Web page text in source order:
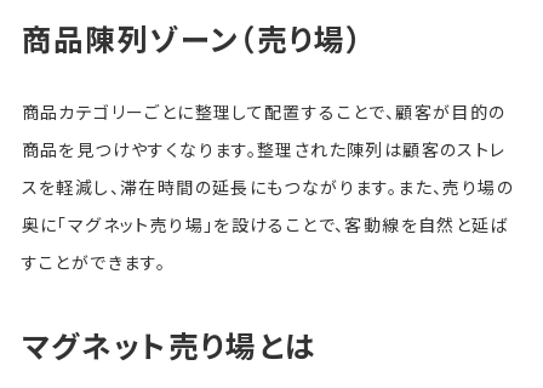
商品陳列ゾーン（売り場）
商品カテゴリーごとに整理して配置することで、顧客が目的の
商品を見つけやすくなります。整理された陳列は顧客のストレ
スを軽減し、滞在時間の延長にもつながります。また、売り場の
奥に「マグネット売り場」を設けることで、客動線を自然と延ば
すことができます。
マグネット売り場とは